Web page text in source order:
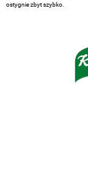
ostygnie zbyt szybko.